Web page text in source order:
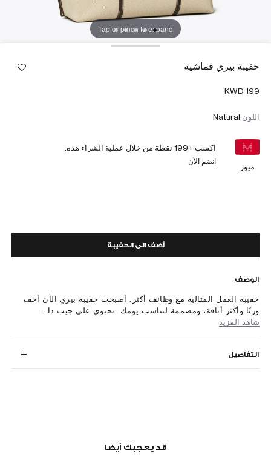
Tap or pinch to expand
حقيبة بيري قماشية
اللون Natural
ميوز
اكسب +199 نقطة من خلال عملية الشراء هذه.
انضم الآن
أضف الى الحقيبة
الوصف
حقيبة العمل المثالية مع وظائف أكثر. أصبحت حقيبة بيري الآن أخف
وزنًا وأكثر أناقة، ومصممة لتناسب يومك. تحتوي على جيب دا...
شاهد المزيد
التفاصيل
قد يعجبك أيضا